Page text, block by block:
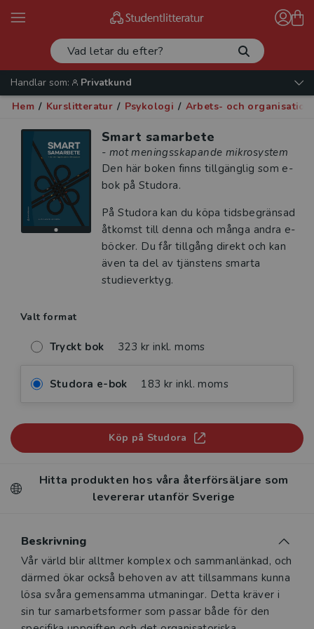
Handlar som:
Privatkund
Hem / Kurslitteratur / Psykologi / Arbets- och
Smart samarbete
- mot meningsskapande mikrosystem
Den här boken finns tillgänglig som e-
bok på Studora.
På Studora kan du köpa tidsbegränsad
åtkomst till denna och många andra e-
böcker. Du får tillgång direkt och kan
även ta del av tjänstens smarta
studieverktyg.
Valt format
Tryckt bok 323 kr inkl. moms
Studora e-bok 183 kr inkl. moms
Köp på Studora
Hitta produkten hos våra återförsäljare som
levererar utanför Sverige
Beskrivning
Beskrivning
Vår värld blir alltmer komplex och sammanlänkad, och
därmed ökar också behoven av att tillsammans kunna
lösa svåra gemensamma utmaningar. Detta kräver i
sin tur samarbetsformer som passar både för den